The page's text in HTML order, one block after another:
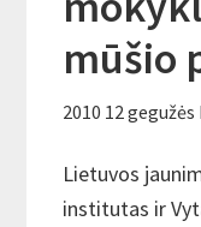
mūšio
2010 12 gegužės
Lietuvos
institutas ir